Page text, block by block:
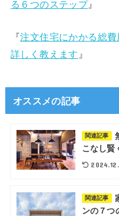
る６つのステップ』
『注文住宅にかかる総
詳しく教えます 』
オススメの記事
関連記事
こなし賢
関連記事
ンの７つ